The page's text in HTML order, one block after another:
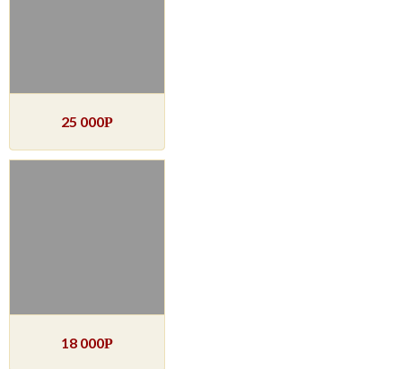
25 000Р
18 000Р